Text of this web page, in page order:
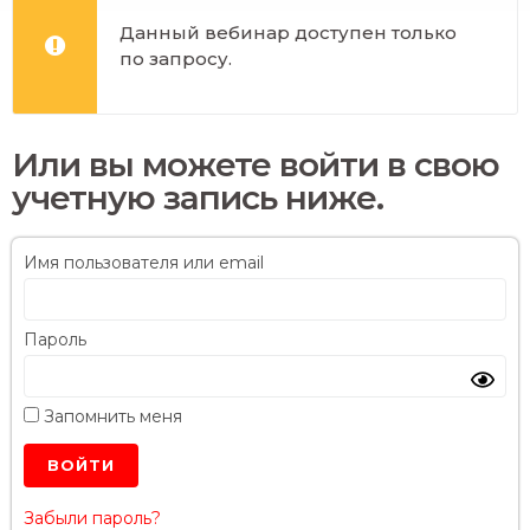
Данный вебинар доступен только
по запросу.
Или вы можете войти в свою
учетную запись ниже.
Имя пользователя или email
Пароль
Запомнить меня
Забыли пароль?